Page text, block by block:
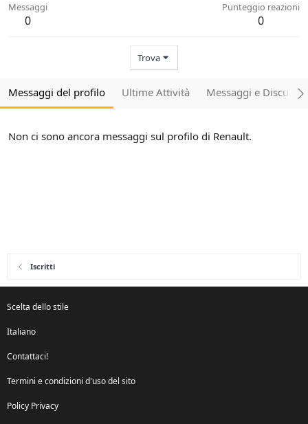
Messaggi
0
Punteggio reazioni
0
Trova
Messaggi del profilo Ultime Attività Messaggi e
Non ci sono ancora messaggi sul profilo di Renault.
Iscritti
Scelta dello stile
Italiano
Contattaci!
Termini e condizioni d'uso del sito
Policy Privacy